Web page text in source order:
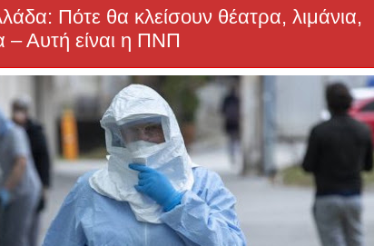
Πότε θα κλείσουν θέατρα, λιμάνια,
– Αυτή είναι η ΠΝΠ